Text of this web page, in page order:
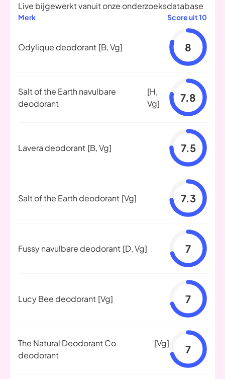
Live bijgewerkt vanuit onze onderzoeksdatabase
Merk Score uit 10
Odylique deodorant [B, Vg] 8
Salt of the Earth navulbare
deodorant
[H,
Vg]
7.8
Lavera deodorant [B, Vg] 7.5
Salt of the Earth deodorant [Vg] 7.3
Fussy navulbare deodorant [D, Vg] 7
Lucy Bee deodorant [Vg] 7
The Natural Deodorant Co
deodorant
[Vg] 7